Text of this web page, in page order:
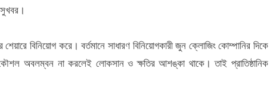
সুখবর।
শেয়ারে বিনিয়োগ করে। বর্তমানে সাধারণ বিনিয়োগকারী জুন ক্লোজিং কোম্পানির দিকে
কৌশল অবলম্বন না করলেই লোকসান ও ক্ষতির আশঙ্কা থাকে। তাই প্রাতিষ্ঠানিক